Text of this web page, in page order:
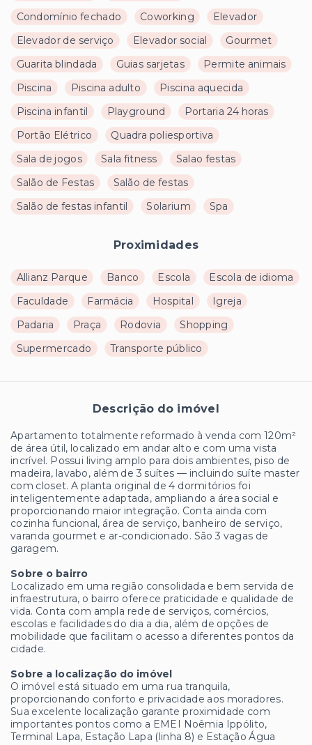
Condomínio fechado
Coworking
Elevador
Elevador de serviço
Elevador social
Gourmet
Guarita blindada
Guias sarjetas
Permite animais
Piscina
Piscina adulto
Piscina aquecida
Piscina infantil
Playground
Portaria 24 horas
Portão Elétrico
Quadra poliesportiva
Sala de jogos
Sala fitness
Salao festas
Salão de Festas
Salão de festas
Salão de festas infantil
Solarium Spa
Proximidades
Allianz Parque Banco Escola
Escola de idioma
Faculdade
Farmácia Hospital
Igreja
Padaria
Praça Rodovia
Shopping
Supermercado
Transporte público
Descrição do imóvel
Apartamento totalmente reformado à venda com 120m²
de área útil, localizado em andar alto e com uma vista
incrível. Possui living amplo para dois ambientes, piso de
madeira, lavabo, além de 3 suítes — incluindo suíte master
com closet. A planta original de 4 dormitórios foi
inteligentemente adaptada, ampliando a área social e
proporcionando maior integração. Conta ainda com
cozinha funcional, área de serviço, banheiro de serviço,
varanda gourmet e ar-condicionado. São 3 vagas de
garagem.
Sobre o bairro
Localizado em uma região consolidada e bem servida de
infraestrutura, o bairro oferece praticidade e qualidade de
vida. Conta com ampla rede de serviços, comércios,
escolas e facilidades do dia a dia, além de opções de
mobilidade que facilitam o acesso a diferentes pontos da
cidade.
Sobre a localização do imóvel
O imóvel está situado em uma rua tranquila,
proporcionando conforto e privacidade aos moradores.
Sua excelente localização garante proximidade com
importantes pontos como a EMEI Noêmia Ippólito,
Terminal Lapa, Estação Lapa (linha 8) e Estação Água